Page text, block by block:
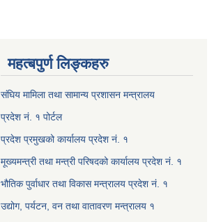
महत्बपुर्ण लिङ्कहरु
संघिय मामिला तथा सामान्य प्रशासन मन्त्रालय
प्रदेश नं. १ पोर्टल
प्रदेश प्रमुखको कार्यालय प्रदेश नं. १
मूख्यमन्त्री तथा मन्त्री परिषदको कार्यालय प्रदेश नं. १
भौतिक पुर्वाधार तथा विकास मन्त्रालय प्रदेश नं. १
उद्योग, पर्यटन, वन तथा वातावरण मन्त्रालय १